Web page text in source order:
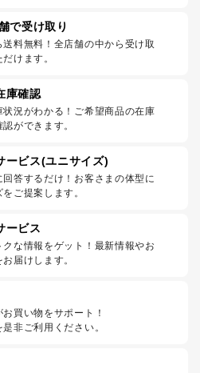
で受け取り
送料無料！全店舗の中から受け取
けます。
庫確認
況がわかる！ご希望商品の在庫
ができます。
ービス(ユニサイズ)
答するだけ！お客さまの体型に
ご提案します。
ービス
クな情報をゲット！最新情報やお
届けします。
買い物をサポート！
非ご利用ください。